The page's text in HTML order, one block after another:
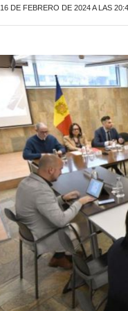
16 DE FEBRERO DE 2024 A LAS